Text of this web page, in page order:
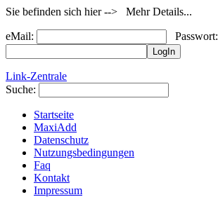
Sie befinden sich hier --> Mehr Details...
eMail: Passwort:
Link-Zentrale
Suche:
Startseite
MaxiAdd
Datenschutz
Nutzungsbedingungen
Faq
Kontakt
Impressum